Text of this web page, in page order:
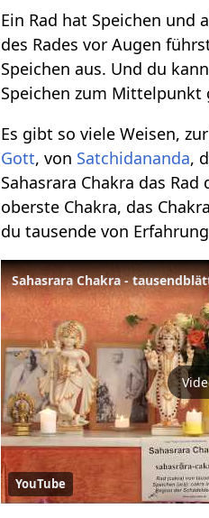
Ein Rad hat Speichen und
des Rades vor Augen
Speichen aus. Und du
Speichen zum Mittelpunkt
Es gibt so viele Weisen,
Gott, von Satchidananda,
Sahasrara Chakra das
oberste Chakra, das
du tausende von
Sahasrara Chakra -
YouTube